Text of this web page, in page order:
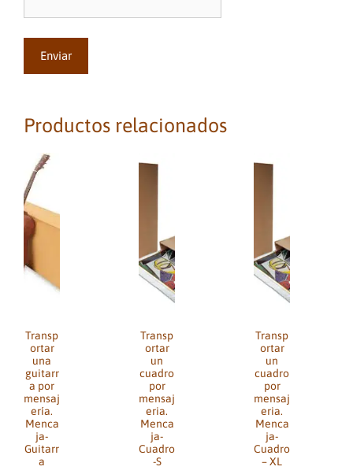
Productos relacionados
Transp
ortar
una
guitarr
a por
mensaj
ería.
Menca
ja-
Guitarr
a
Transp
ortar
un
cuadro
por
mensaj
eria.
Menca
ja-
Cuadro
-S
Transp
ortar
un
cuadro
por
mensaj
eria.
Menca
ja-
Cuadro
– XL